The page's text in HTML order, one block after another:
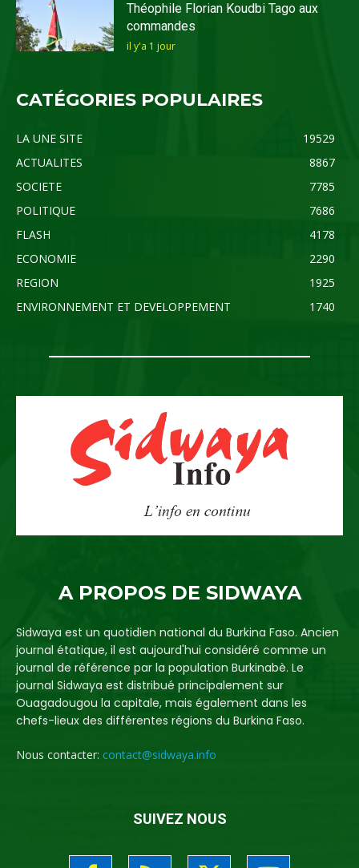
Théophile Florian Koudbi Tago aux
commandes
il y'a 1 jour
CATÉGORIES POPULAIRES
LA UNE SITE
19529
ACTUALITES
8867
SOCIETE
7785
POLITIQUE
7686
FLASH
4178
ECONOMIE
2290
REGION
1925
ENVIRONNEMENT ET DEVELOPPEMENT
1740
A PROPOS DE SIDWAYA
Sidwaya est un quotidien national du Burkina Faso. Ancien
journal étatique, il est aujourd'hui considéré comme un
journal de référence par la population Burkinabè. Le
journal Sidwaya est distribué principalement sur
Ouagadougou la capitale, mais également dans les
chefs-lieux des différentes régions du Burkina Faso.
Nous contacter: contact@sidwaya.info
SUIVEZ NOUS